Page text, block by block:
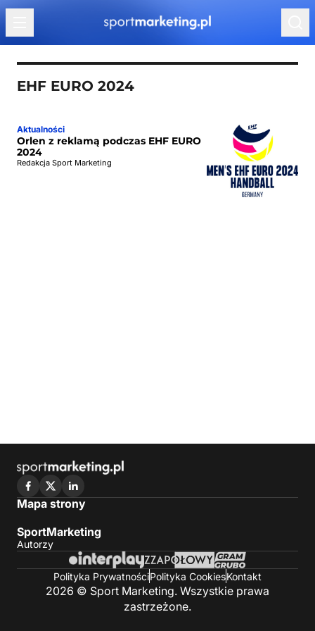
Przejdź do treści
EHF EURO 2024
Aktualności
Orlen z reklamą podczas EHF EURO
2024
Redakcja Sport Marketing
Mapa strony
SportMarketing
Autorzy
Polityka PrywatnościPolityka CookiesKontakt
2026 © Sport Marketing. Wszystkie prawa
zastrzeżone.